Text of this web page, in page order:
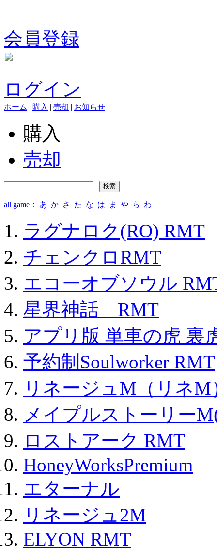
会員登録
ログイン
ホーム | 購入 | 売却 | お知らせ
購入
売却
all game ： あ か さ た な は ま や ら わ
ラグナロク(RO) RMT
チェンクロRMT
エコーオブソウル
星界神話 RMT
アプリ版 単車の虎 裏
予約制Soulworker RMT
リネージュM（リネM
メイプルストーリー
ロストアーク RMT
HoneyWorksPremium
エターナル
リネージュ2M
ELYON RMT